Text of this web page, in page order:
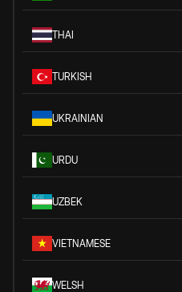
THAI
TURKISH
UKRAINIAN
URDU
UZBEK
VIETNAMESE
WELSH